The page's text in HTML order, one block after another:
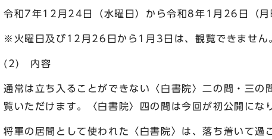
令和7年12月24日（水曜日）から令和8年1月26日（月
※火曜日及び12月26日から1月3日は、観覧できません
(2) 内容
通常は立ち入ることができない〈白書院〉二の間・三
覧いただけます。〈白書院〉四の間は今回が初公開にな
将軍の居間として使われた〈白書院〉は、落ち着いて